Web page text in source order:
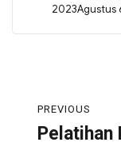
2023Agustus
PREVIOUS
Pelatihan